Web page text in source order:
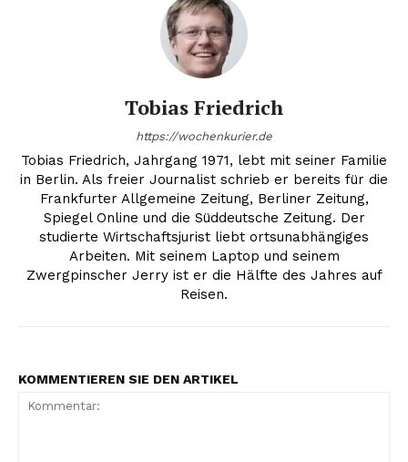
Tobias Friedrich
https://wochenkurier.de
Tobias Friedrich, Jahrgang 1971, lebt mit seiner Familie
in Berlin. Als freier Journalist schrieb er bereits für die
Frankfurter Allgemeine Zeitung, Berliner Zeitung,
Spiegel Online und die Süddeutsche Zeitung. Der
studierte Wirtschaftsjurist liebt ortsunabhängiges
Arbeiten. Mit seinem Laptop und seinem
Zwergpinscher Jerry ist er die Hälfte des Jahres auf
Reisen.
KOMMENTIEREN SIE DEN ARTIKEL